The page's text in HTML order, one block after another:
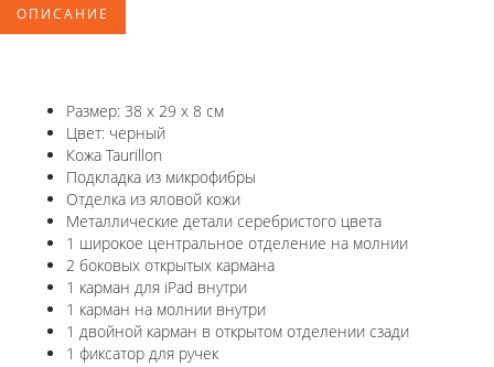
ОПИСАНИЕ
Размер: 38 x 29 x 8 см
Цвет: черный
Кожа Taurillon
Подкладка из микрофибры
Отделка из яловой кожи
Металлические детали серебристого цвета
1 широкое центральное отделение на молнии
2 боковых открытых кармана
1 карман для iPad внутри
1 карман на молнии внутри
1 двойной карман в открытом отделении сзади
1 фиксатор для ручек